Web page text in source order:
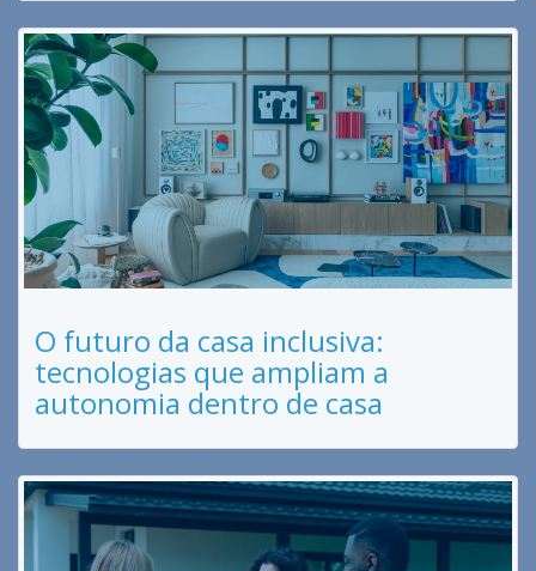
O futuro da casa inclusiva:
tecnologias que ampliam a
autonomia dentro de casa